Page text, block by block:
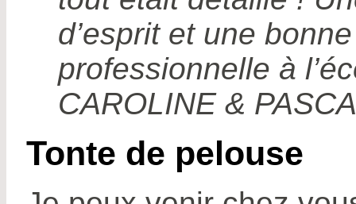
d’esprit et une
professionnelle à
CAROLINE &
Tonte de pelouse